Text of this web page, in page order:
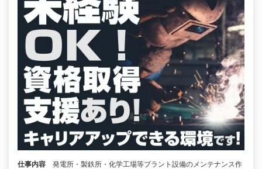
仕事内容
発電所・製鉄所・化学工場等プラント設備のメンテナンス作